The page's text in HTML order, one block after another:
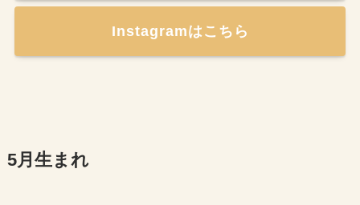
Instagramはこちら
5月生まれ